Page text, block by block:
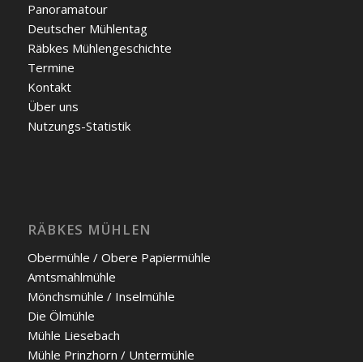
Pan­ora­ma­tour
Deut­scher Müh­len­tag
Räb­kes Müh­len­ge­schich­te
Ter­mi­ne
Kon­takt
Über uns
Nut­zungs-Sta­tis­tik
RÄBKES MÜHLEN
Ober­müh­le / Obe­re Papier­müh­le
Amts­mahl­müh­le
Mönchs­müh­le / Insel­müh­le
Die Ölmüh­le
Müh­le Liesebach
Müh­le Prinz­horn / Unter­müh­le